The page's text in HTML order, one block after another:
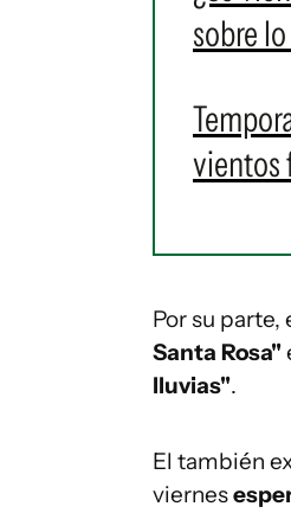
sobre
vientos
Por su
Santa Rosa"
lluvias".
El también
viernes